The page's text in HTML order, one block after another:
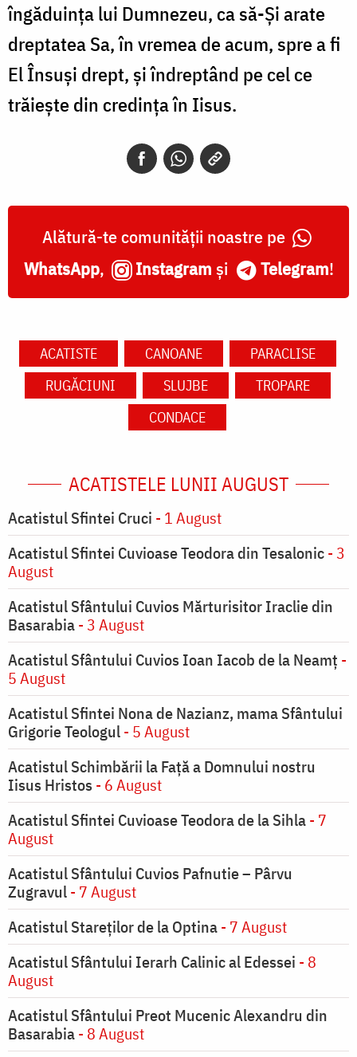
îngăduința lui Dumnezeu, ca să-Și arate
dreptatea Sa, în vremea de acum, spre a fi
El Însuși drept, și îndreptând pe cel ce
trăiește din credința în Iisus.
Alătură-te comunității noastre pe
WhatsApp, Instagram și Telegram!
ACATISTE CANOANE
PARACLISE
RUGĂCIUNI
SLUJBE
TROPARE
CONDACE
ACATISTELE LUNII AUGUST
Acatistul Sfintei Cruci - 1 August
Acatistul Sfintei Cuvioase Teodora din Tesalonic- 3
August
Acatistul Sfântului Cuvios Mărturisitor Iraclie din
Basarabia- 3 August
Acatistul Sfântului Cuvios Ioan Iacob de la Neamț -
5 August
Acatistul Sfintei Nona de Nazianz, mama Sfântului
Grigorie Teologul- 5 August
Acatistul Schimbării la Faţă a Domnului nostru
Iisus Hristos - 6 August
Acatistul Sfintei Cuvioase Teodora de la Sihla- 7
August
Acatistul Sfântului Cuvios Pafnutie – Pârvu
Zugravul- 7 August
Acatistul Stareţilor de la Optina- 7 August
Acatistul Sfântului Ierarh Calinic al Edessei - 8
August
Acatistul Sfântului Preot Mucenic Alexandru din
Basarabia- 8 August